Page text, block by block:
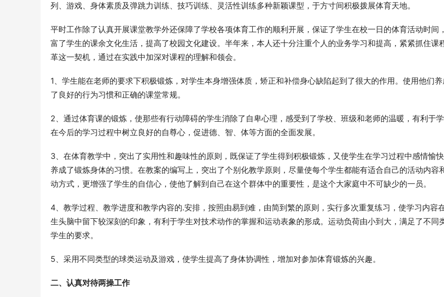
列、游戏、身体素质及弹跳力训练、技巧训练、灵活性训练多种新颖课型，于方寸间积极拨展体育天地。
平时工作除了认真开展课堂教学外还保障了学校各项体育工作的顺利开展，保证了学生在校一日的体育活动时间
富了学生的课余文化生活，提高了校园文化建设。半年来，本人还十分注重个人的业务学习和提高，紧紧抓住课
革这一契机，通过在实践中加深对课程的理解和领会。
1、学生能在老师的要求下积极锻炼，对学生本身增强体质，矫正和补偿身心缺陷起到了很大的作用。使用他们
了良好的行为习惯和正确的课堂常规。
2、通过体育课的锻炼，使那些有行动障碍的学生消除了自卑心理，感受到了学校、班级和老师的温暖，有利于
在今后的学习过程中树立良好的自尊心，促进德、智、体等方面的全面发展。
3、在体育教学中，突出了实用性和趣味性的原则，既保证了学生得到积极锻炼，又使学生在学习过程中感情愉快
养成了锻炼身体的习惯。在教案的编写上，突出了个别化教学原则，尽量使每个学生都能有适合自己的活动内容
动方式，更增强了学生的自信心，使他了解到自己在这个群体中的重要性，是这个大家庭中不可缺少的一员。
4、教学过程、教学进度和教学内容的.安排，按照由易到难，由简到繁的原则，实行多次重复练习，使学习内容
生头脑中留下较深刻的印象，有利于学生对技术动作的掌握和运动表象的形成。运动负荷由小到大，满足了不同
学生的要求。
5、采用不同类型的球类运动及游戏，使学生提高了身体协调性，增加对参加体育锻炼的兴趣。
二、认真对待两操工作